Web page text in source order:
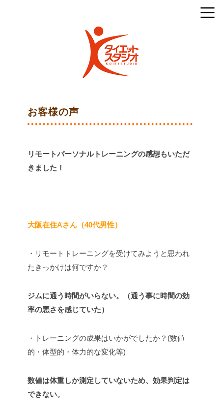
お客様の声
リモートパーソナルトレーニングの感想もいただ
きました！
大阪在住Aさん（40代男性）
・リモートトレーニングを受けてみようと思われ
たきっかけは何ですか？
ジムに通う時間がいらない。（通う事に時間の効
率の悪さを感じていた）
・トレーニングの成果はいかがでしたか？(数値
的・体型的・体力的な変化等)
数値は体重しか測定していないため、効果判定は
できない。